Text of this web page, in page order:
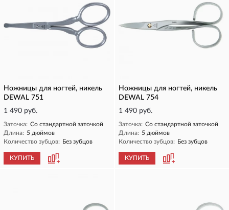
Ножницы для ногтей, никель
DEWAL 751
1 490 руб.
Заточка: Со стандартной заточкой
Длина: 5 дюймов
Количество зубцов: Без зубцов
КУПИТЬ
Ножницы для ногтей, никель
DEWAL 754
1 490 руб.
Заточка: Со стандартной заточкой
Длина: 5 дюймов
Количество зубцов: Без зубцов
КУПИТЬ